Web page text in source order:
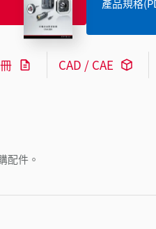
配件。
產品規格
CAD / CAE